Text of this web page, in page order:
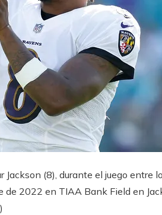
(8), durante el juego entre
2022 en TIAA Bank Field en